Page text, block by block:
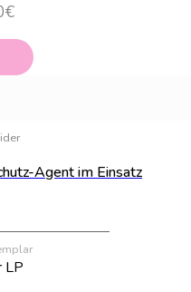
€
Agent im Einsatz
LP